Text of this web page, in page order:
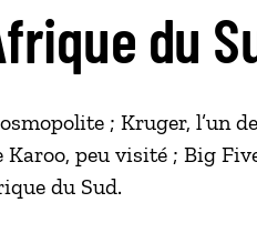
du
; Kruger, l’un
peu visité ; Big
du Sud.